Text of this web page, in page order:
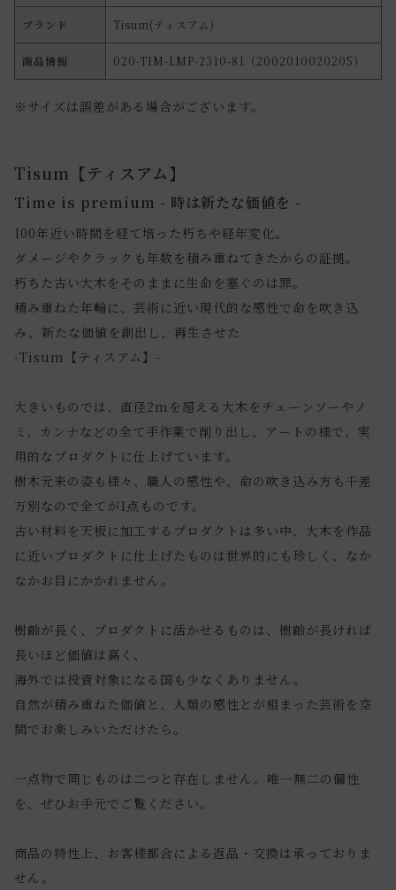
ブランド Tisum(ティスアム)
商品情報 020-TIM-LMP-2310-81（2002010020205）
※サイズは誤差がある場合がございます。
Tisum【ティスアム】
Time is premium - 時は新たな価値を -
100年近い時間を経て培った朽ちや経年変化。
ダメージやクラックも年数を積み重ねてきたからの証拠。
朽ちた古い大木をそのままに生命を塞ぐのは罪。
積み重ねた年輪に、芸術に近い現代的な感性で命を吹き込
み、新たな価値を創出し、再生させた
-Tisum【ティスアム】-
大きいものでは、直径2mを超える大木をチェーンソーやノ
ミ、カンナなどの全て手作業で削り出し、アートの様で、実
用的なプロダクトに仕上げています。
樹木元来の姿も様々、職人の感性や、命の吹き込み方も千差
万別なので全てが1点ものです。
古い材料を天板に加工するプロダクトは多い中、大木を作品
に近いプロダクトに仕上げたものは世界的にも珍しく、なか
なかお目にかかれません。
樹齢が長く、プロダクトに活かせるものは、樹齢が長ければ
長いほど価値は高く、
海外では投資対象になる国も少なくありません。
自然が積み重ねた価値と、人類の感性とが相まった芸術を空
間でお楽しみいただけたら。
一点物で同じものは二つと存在しません。唯一無二の個性
を、ぜひお手元でご覧ください。
商品の特性上、お客様都合による返品・交換は承っておりま
せん。